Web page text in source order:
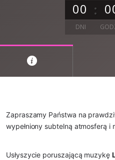
00 0
DNI
Zapraszamy Państwa na
wypełniony subtelną atmosferą i
Usłyszycie poruszającą muzykę